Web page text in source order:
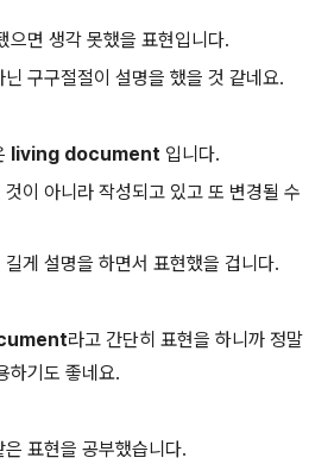
으면 생각 못했을 표현입니다.
구구절절이 설명을 했을 것 같네요.
living document 입니다.
이 아니라 작성되고 있고 또 변경될 수
게 설명을 하면서 표현했을 겁니다.
라고 간단히 표현을 하니까 정말
하기도 좋네요.
표현을 공부했습니다.